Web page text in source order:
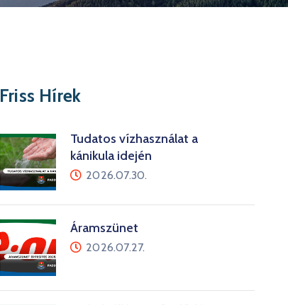
Friss Hírek
Tudatos vízhasználat a
kánikula idején
2026.07.30.
Áramszünet
2026.07.27.